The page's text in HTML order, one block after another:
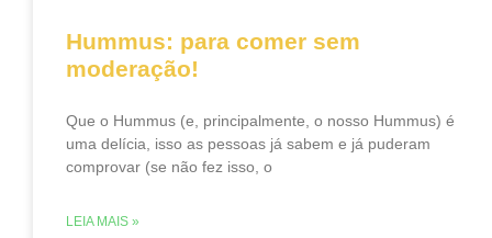
Hummus: para comer sem
moderação!
Que o Hummus (e, principalmente, o nosso Hummus) é
uma delícia, isso as pessoas já sabem e já puderam
comprovar (se não fez isso, o
LEIA MAIS »